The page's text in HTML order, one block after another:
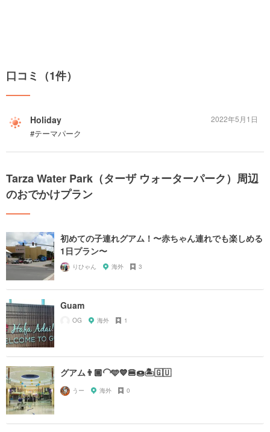
口コミ（1件）
Holiday
#テーマパーク
2022年5月1日
Tarza Water Park（ターザ ウォーターパーク）周辺
のおでかけプラン
初めての子連れグアム！〜赤ちゃん連れでも楽しめる
1日プラン〜
りひゃん 海外 3
Guam
OG 海外 1
グアム👨🏾‍🦲🩵💙🍔🍩🏝️🇬🇺
うー 海外 0